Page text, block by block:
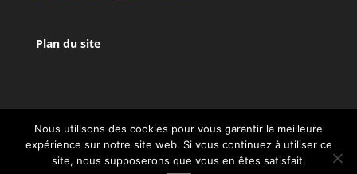
Plan du site
Design deElegant Themes| Propulsé par
Nous utilisons des cookies pour vous garantir la meilleure
expérience sur notre site web. Si vous continuez à utiliser ce
site, nous supposerons que vous en êtes satisfait.